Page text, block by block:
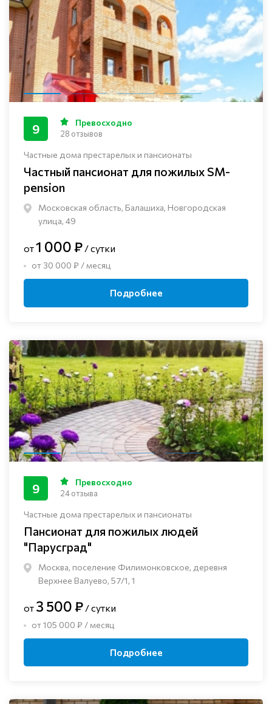
Частные дома престарелых и пансионаты
Частный пансионат для пожилых SM-
pension
Московская область, Балашиха, Новгородская
улица, 49
9 Превосходно
28 отзывов
от1 000 ₽ / сутки
от 30 000 ₽ / месяц
Подробнее
Частные дома престарелых и пансионаты
Пансионат для пожилых людей
"Парусград"
Москва, поселение Филимонковское, деревня
Верхнее Валуево, 57/1, 1
9 Превосходно
24 отзыва
от 3 500 ₽ / сутки
от 105 000 ₽ / месяц
Подробнее